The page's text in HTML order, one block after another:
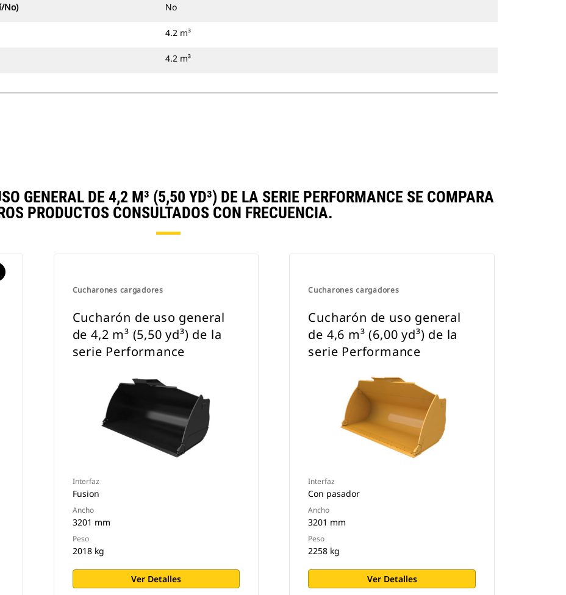
No) No
4.2 m³
4.2 m³
GENERAL DE 4,2 M³ (5,50 YD³) DE LA SERIE PERFORMANCE SE COMPARA
PRODUCTOS CONSULTADOS CON FRECUENCIA.
Cucharones cargadores
Cucharón de uso general
de 4,2 m³ (5,50 yd³) de la
serie Performance
Interfaz
Fusion
Ancho
3201 mm
Peso
2018 kg
Ver Detalles
Cucharones cargadores
Cucharón de uso general
de 4,6 m³ (6,00 yd³) de la
serie Performance
Interfaz
Con pasador
Ancho
3201 mm
Peso
2258 kg
Ver Detalles